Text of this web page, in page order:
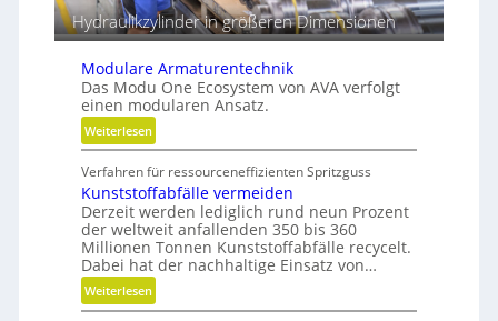
Hydraulikzylinder in größeren Dimensionen
Modulare Armaturentechnik
Das Modu One Ecosystem von AVA verfolgt
einen modularen Ansatz.
Weiterlesen:
M
o
d
u
l
r
e
Verfahren für ressourceneffizienten Spritzguss
Kunststoffabfälle vermeiden
Derzeit werden lediglich rund neun Prozent
der weltweit anfallenden 350 bis 360
Millionen Tonnen Kunststoffabfälle recycelt.
Dabei hat der nachhaltige Einsatz von…
Weiterlesen:
K